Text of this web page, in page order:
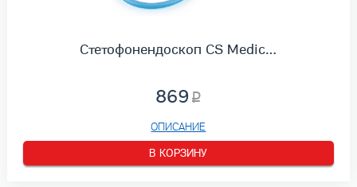
Стетофонендоскоп CS Medic…
869
ОПИСАНИЕ
В КОРЗИНУ